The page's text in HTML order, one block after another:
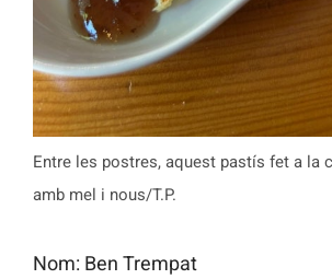
Entre les postres, aquest pastís fet a la
amb mel i nous/T.P.
Nom: Ben Trempat